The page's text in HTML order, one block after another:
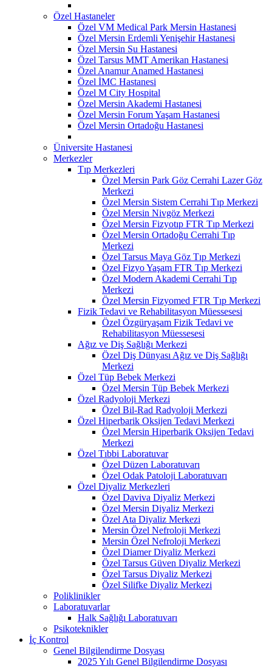
Özel Hastaneler
Özel VM Medical Park Mersin Hastanesi
Özel Mersin Erdemli Yenişehir Hastanesi
Özel Mersin Su Hastanesi
Özel Tarsus MMT Amerikan Hastanesi
Özel Anamur Anamed Hastanesi
Özel İMC Hastanesi
Özel M City Hospital
Özel Mersin Akademi Hastanesi
Özel Mersin Forum Yaşam Hastanesi
Özel Mersin Ortadoğu Hastanesi
Üniversite Hastanesi
Merkezler
Tıp Merkezleri
Özel Mersin Park Göz Cerrahi Lazer Göz
Merkezi
Özel Mersin Sistem Cerrahi Tıp Merkezi
Özel Mersin Nivgöz Merkezi
Özel Mersin Fizyotıp FTR Tıp Merkezi
Özel Mersin Ortadoğu Cerrahi Tıp
Merkezi
Özel Tarsus Maya Göz Tıp Merkezi
Özel Fizyo Yaşam FTR Tıp Merkezi
Özel Modern Akademi Cerrahi Tıp
Merkezi
Özel Mersin Fizyomed FTR Tıp Merkezi
Fizik Tedavi ve Rehabilitasyon Müessesesi
Özel Özgüryaşam Fizik Tedavi ve
Rehabilitasyon Müessesesi
Ağız ve Diş Sağlığı Merkezi
Özel Diş Dünyası Ağız ve Diş Sağlığı
Merkezi
Özel Tüp Bebek Merkezi
Özel Mersin Tüp Bebek Merkezi
Özel Radyoloji Merkezi
Özel Bil-Rad Radyoloji Merkezi
Özel Hiperbarik Oksijen Tedavi Merkezi
Özel Mersin Hiperbarik Oksijen Tedavi
Merkezi
Özel Tıbbi Laboratuvar
Özel Düzen Laboratuvarı
Özel Odak Patoloji Laboratuvarı
Özel Diyaliz Merkezleri
Özel Daviva Diyaliz Merkezi
Özel Mersin Diyaliz Merkezi
Özel Ata Diyaliz Merkezi
Mersin Özel Nefroloji Merkezi
Mersin Özel Nefroloji Merkezi
Özel Diamer Diyaliz Merkezi
Özel Tarsus Güven Diyaliz Merkezi
Özel Tarsus Diyaliz Merkezi
Özel Silifke Diyaliz Merkezi
Poliklinikler
Laboratuvarlar
Halk Sağlığı Laboratuvarı
Psikoteknikler
İç Kontrol
Genel Bilgilendirme Dosyası
2025 Yılı Genel Bilgilendirme Dosyası